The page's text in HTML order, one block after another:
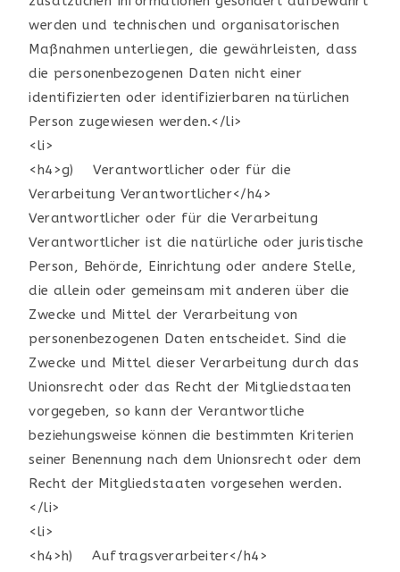
werden und technischen und organisatorischen
Maßnahmen unterliegen, die gewährleisten, dass
die personenbezogenen Daten nicht einer
identifizierten oder identifizierbaren natürlichen
Person zugewiesen werden.</li>
<li>
<h4>g) Verantwortlicher oder für die
Verarbeitung Verantwortlicher</h4>
Verantwortlicher oder für die Verarbeitung
Verantwortlicher ist die natürliche oder juristische
Person, Behörde, Einrichtung oder andere Stelle,
die allein oder gemeinsam mit anderen über die
Zwecke und Mittel der Verarbeitung von
personenbezogenen Daten entscheidet. Sind die
Zwecke und Mittel dieser Verarbeitung durch das
Unionsrecht oder das Recht der Mitgliedstaaten
vorgegeben, so kann der Verantwortliche
beziehungsweise können die bestimmten Kriterien
seiner Benennung nach dem Unionsrecht oder dem
Recht der Mitgliedstaaten vorgesehen werden.
</li>
<li>
<h4>h) Auftragsverarbeiter</h4>